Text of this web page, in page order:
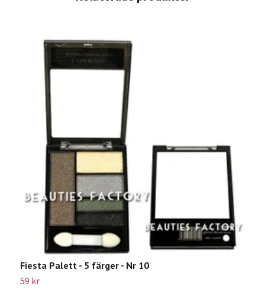
Fiesta Palett - 5 färger - Nr 10
59 kr